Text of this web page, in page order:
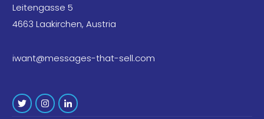
Leitengasse 5
4663 Laakirchen, Austria
iwant@messages-that-sell.com